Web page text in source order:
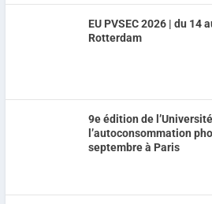
EU PVSEC 2026 | du 14
Rotterdam
9e édition de
l’autoconsommation
septembre à Paris